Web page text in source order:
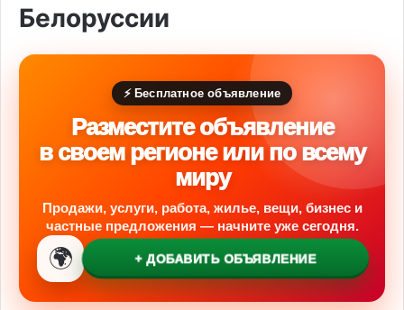
Белоруссии
⚡ Бесплатное объявление
Разместите объявление
в своем регионе или по всему
миру
Продажи, услуги, работа, жилье, вещи, бизнес и
частные предложения — начните уже сегодня.
🌍 + ДОБАВИТЬ ОБЪЯВЛЕНИЕ